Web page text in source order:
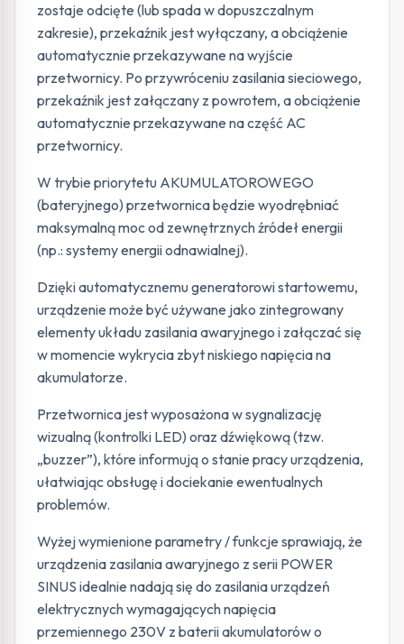
zostaje odcięte (lub spada w dopuszczalnym
zakresie), przekaźnik jest wyłączany, a obciążenie
automatycznie przekazywane na wyjście
przetwornicy. Po przywróceniu zasilania sieciowego,
przekaźnik jest załączany z powrotem, a obciążenie
automatycznie przekazywane na część AC
przetwornicy.
W trybie priorytetu AKUMULATOROWEGO
(bateryjnego) przetwornica będzie wyodrębniać
maksymalną moc od zewnętrznych źródeł energii
(np.: systemy energii odnawialnej).
Dzięki automatycznemu generatorowi startowemu,
urządzenie może być używane jako zintegrowany
elementy układu zasilania awaryjnego i załączać się
w momencie wykrycia zbyt niskiego napięcia na
akumulatorze.
Przetwornica jest wyposażona w sygnalizację
wizualną (kontrolki LED) oraz dźwiękową (tzw.
„buzzer”), które informują o stanie pracy urządzenia,
ułatwiając obsługę i dociekanie ewentualnych
problemów.
Wyżej wymienione parametry / funkcje sprawiają, że
urządzenia zasilania awaryjnego z serii POWER
SINUS idealnie nadają się do zasilania urządzeń
elektrycznych wymagających napięcia
przemiennego 230V z baterii akumulatorów o